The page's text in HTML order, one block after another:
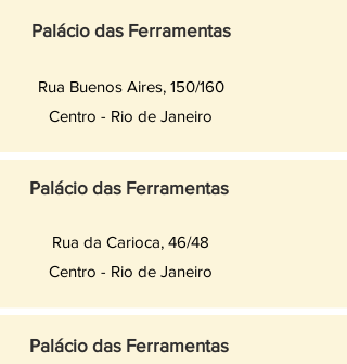
Palácio das Ferramentas
Rua Buenos Aires, 150/160
Centro - Rio de Janeiro
Palácio das Ferramentas
Rua da Carioca, 46/48
Centro - Rio de Janeiro
Palácio das Ferramentas